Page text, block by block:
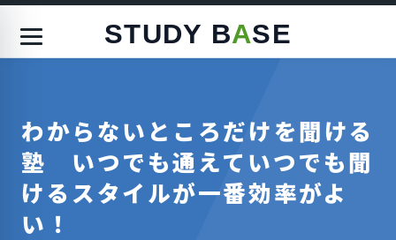
STUDY BASE
わからないところだけを聞ける
塾 いつでも通えていつでも聞
けるスタイルが一番効率がよ
い！